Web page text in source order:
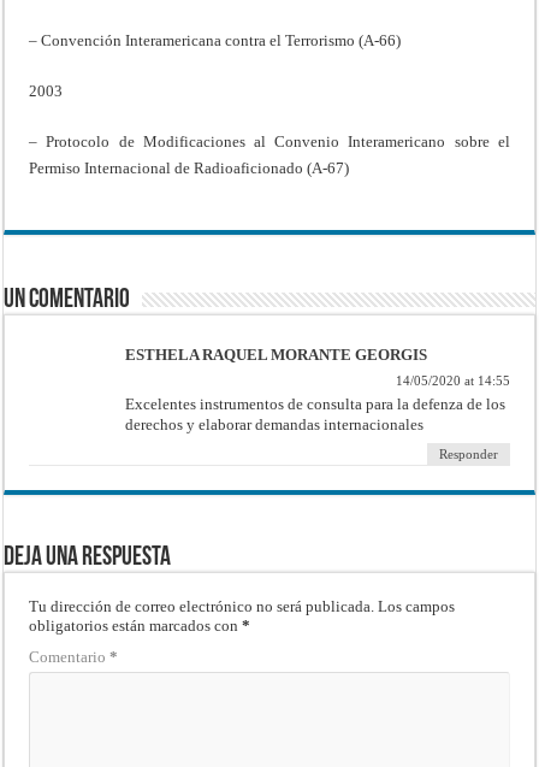
– Convención Interamericana contra el Terrorismo (A-66)
2003
– Protocolo de Modificaciones al Convenio Interamericano sobre el
Permiso Internacional de Radioaficionado (A-67)
Un comentario
ESTHELA RAQUEL MORANTE GEORGIS
14/05/2020 at 14:55
Excelentes instrumentos de consulta para la defenza de los
derechos y elaborar demandas internacionales
Responder
Deja una respuesta
Tu dirección de correo electrónico no será publicada. Los campos
obligatorios están marcados con*
Comentario*